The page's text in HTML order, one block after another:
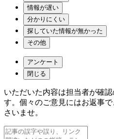
情報が遅い
分かりにくい
探していた情報が無かった
その他
アンケート
閉じる
いただいた内容は担当者が確
す。個々のご意見にはお返事
さいませ。